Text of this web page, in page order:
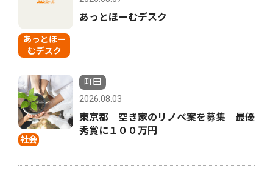
あっとほー
むデスク
あっとほーむデスク
社会
町田
2026.08.03
東京都 空き家のリノベ案を募集 最優
秀賞に１００万円